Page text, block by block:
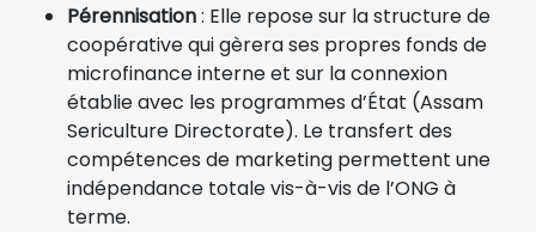
Pérennisation: Elle repose sur la structure de
coopérative qui gèrera ses propres fonds de
microfinance interne et sur la connexion
établie avec les programmes d’État (Assam
Sericulture Directorate). Le transfert des
compétences de marketing permettent une
indépendance totale vis-à-vis de l’ONG à
terme.